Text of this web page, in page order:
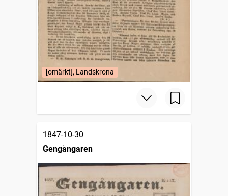
[omärkt], Landskrona
1847-10-30
Gengångaren